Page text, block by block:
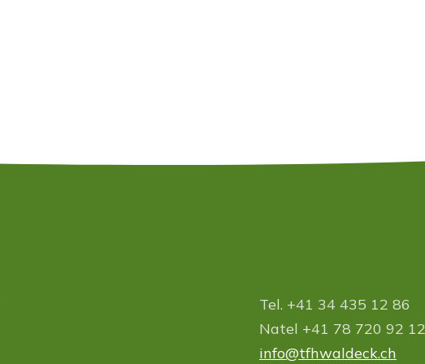
Tel. +41 34 435 12 86
Natel +41 78 720 92 12
info
tfhwaldeck.ch